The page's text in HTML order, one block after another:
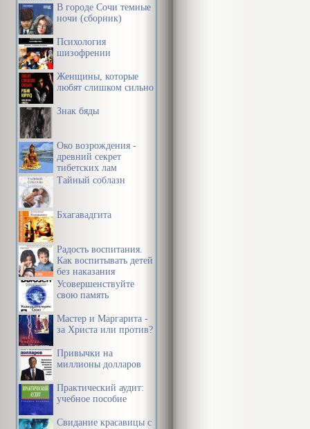
В городе Сочи темные
ночи (сборник)
Психология
шизофрении
Женщины, которые
любят слишком сильно
Знак бяды
Око возрождения -
древний секрет
тибетских лам
Тайный соблазн
Бхагавадгита
Радость воспитания.
Как воспитывать детей
без наказания
Усовершенствуйте
свою память
Мастер и Маргарита -
за Христа или против?
Привычки на
миллионы долларов
Практический аудит:
учебное пособие
Свидание красавицы с